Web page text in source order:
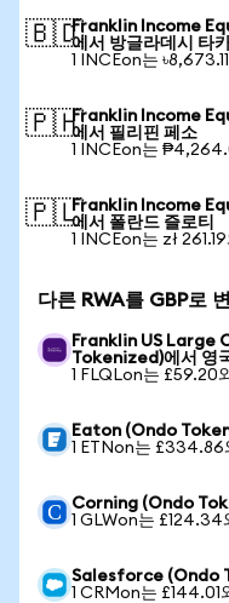
🇧🇩Franklin Income
에서 방글라데시 타
1 INCEon는
🇵🇭Franklin Income
에서 필리핀 페소
1 INCEon는
🇵🇱Franklin Income
에서 폴란드 즐로티
1 INCEon는 zł
다른 RWA를 GBP로
Franklin US Large
Tokenized)에서 영
1 FLQLon는 £59.20
Eaton (Ondo
1 ETNon는 £334.86
Corning (Ondo
1 GLWon는 £124.34
Salesforce (Ondo
1 CRMon는 £144.01